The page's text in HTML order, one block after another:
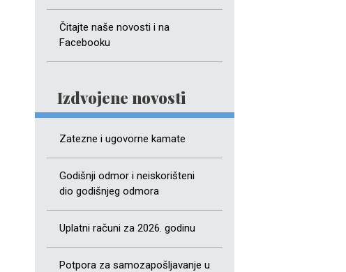
Čitajte naše novosti i na
Facebooku
Izdvojene novosti
Zatezne i ugovorne kamate
Godišnji odmor i neiskorišteni
dio godišnjeg odmora
Uplatni računi za 2026. godinu
Potpora za samozapošljavanje u